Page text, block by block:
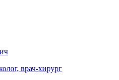
врач-хирург